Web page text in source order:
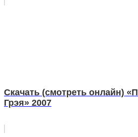
Скачать (смотреть онлайн)
Грэя» 2007